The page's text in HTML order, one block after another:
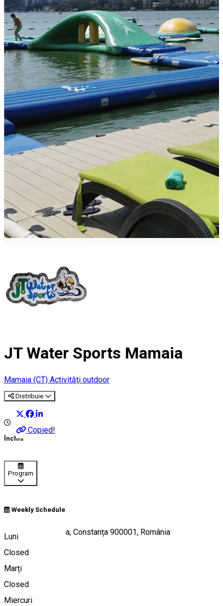
JT Water Sports Mamaia
Mamaia (CT) Activităţi outdoor
Distribuie
Copied!
Închis
Program
Weekly Schedule
Luni
Closed
Marți
Closed
Miercuri
Bulevardul Mamaia, Constanța 900001, România
Hartă